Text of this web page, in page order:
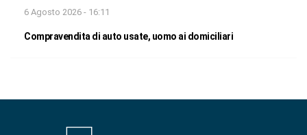
6 Agosto 2026 - 16:11
Compravendita di auto usate, uomo ai domiciliari